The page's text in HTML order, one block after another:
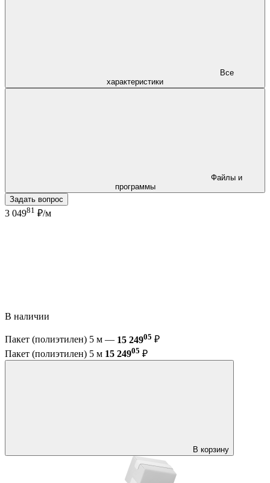
характеристики
программы
Задать вопрос
3 04981 ₽/м
В наличии
Пакет (полиэтилен) 5 м — 15 24905 ₽
Пакет (полиэтилен) 5 м 15 24905 ₽
В корзину